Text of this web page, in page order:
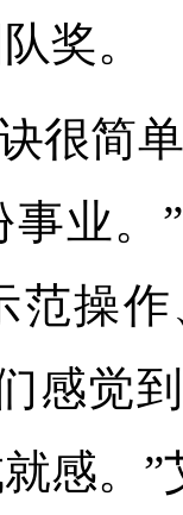
奖。
很简
业。
范操
感觉
感。